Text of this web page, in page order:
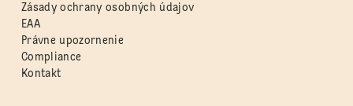
Zásady ochrany osobných údajov
EAA
Právne upozornenie
Compliance
Kontakt